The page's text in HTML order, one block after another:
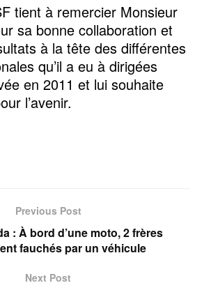
tient à remercier Monsieur
sa bonne collaboration et
à la tête des différentes
qu’il a eu à dirigées
en 2011 et lui souhaite
l’avenir.
Previous Post
: À bord d’une moto, 2 frères
fauchés par un véhicule
Next Post